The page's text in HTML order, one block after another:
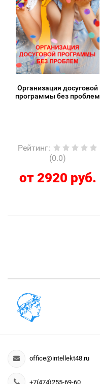
Организация досуговой
программы без проблем
Рейтинг:
(0.0)
от 2920 руб.
office@intellekt48.ru
+7(474)255-69-60